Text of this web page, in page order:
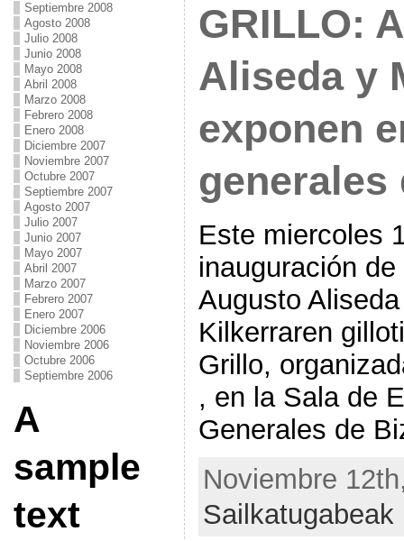
Septiembre 2008
Agosto 2008
Julio 2008
Junio 2008
Mayo 2008
Abril 2008
Marzo 2008
Febrero 2008
Enero 2008
Diciembre 2007
Noviembre 2007
Octubre 2007
Septiembre 2007
Agosto 2007
Julio 2007
Junio 2007
Mayo 2007
Abril 2007
Marzo 2007
Febrero 2007
Enero 2007
Diciembre 2006
Noviembre 2006
Octubre 2006
Septiembre 2006
A
sample
text
GRILLO:
Aliseda y
exponen
generales
Este miercoles
inauguración
Augusto
Kilkerraren
Grillo,
, en la Sala de
Generales de
Noviembre
Sailkatugabeak